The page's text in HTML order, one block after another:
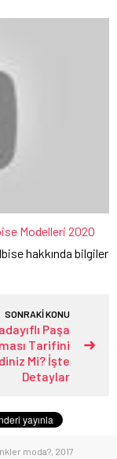
Modelleri 2020
hakkında bilgiler
SONRAKİ KONU
Paşa
Tarifini
Mi? İşte
Detaylar
moda?, 2017